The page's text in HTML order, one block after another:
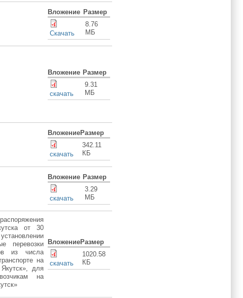
Вложение Размер
Скачать
8.76
МБ
Вложение Размер
скачать
9.31
МБ
ВложениеРазмер
скачать
342.11
КБ
Вложение Размер
скачать
3.29
МБ
от 30
перевозки
из числа
на
Якутск», для
на
ВложениеРазмер
скачать
1020.58
КБ